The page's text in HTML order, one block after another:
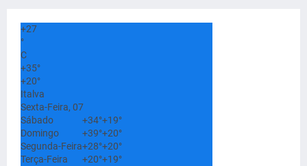
+27
°
C
+35°
+20°
Italva
Sexta-Feira, 07
Sábado
+34°+19°
Domingo
+39°+20°
Segunda-Feira+28°+20°
Terça-Feira
+20°+19°